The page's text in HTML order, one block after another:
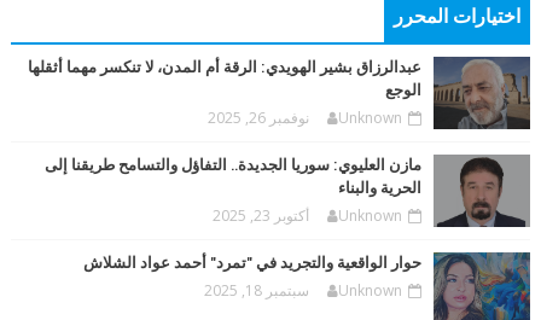
اختيارات المحرر
عبدالرزاق بشير الهويدي: الرقة أم المدن، لا تنكسر مهما أثقلها
الوجع
Unknown نوفمبر 26, 2025
مازن العليوي: سوريا الجديدة.. التفاؤل والتسامح طريقنا إلى
الحرية والبناء
Unknown أكتوبر 23, 2025
حوار الواقعية والتجريد في "تمرد" أحمد عواد الشلاش
Unknown سبتمبر 18, 2025